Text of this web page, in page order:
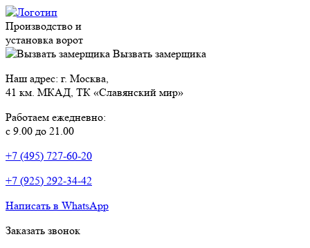
Производство и
установка ворот
Вызвать замерщика
Наш адрес: г. Москва,
41 км. МКАД, ТК «Славянский мир»
Работаем ежедневно:
с 9.00 до 21.00
+7 (495) 727-60-20
+7 (925) 292-34-42
Написать в WhatsApp
Заказать звонок